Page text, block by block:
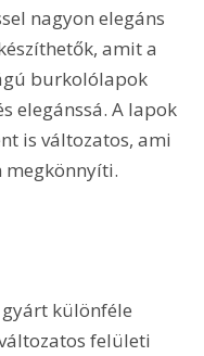
nagyon elegáns
amit a
burkolólapok
elegánssá. A lapok
is változatos, ami
megkönnyíti.
különféle
felületi